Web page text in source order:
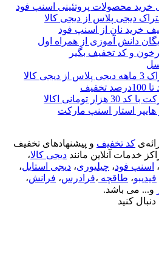
دانش آموزی از همراه اول
و کد تخفیف بگیر
تومانی اکالا
استار اسنپ مارکت
کد تخفیف و پیشنهادهای تخفیف
خدمات آنلاین مانند دیجی کالا،
، اسنپ فود، چیلیوری، دیجی استایل،
فیدیبو، طاقچه ،فرادرس، فرانش،
و... می باشد.
کنید